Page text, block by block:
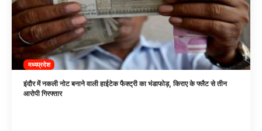
मध्यप्रदेश
इंदौर में नकली नोट बनाने वाली हाईटेक फैक्ट्री का भंडाफोड़, किराए के फ्लैट से तीन
आरोपी गिरफ्तार